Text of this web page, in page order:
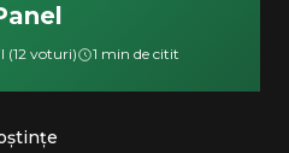
(12 voturi) 1 min de citit